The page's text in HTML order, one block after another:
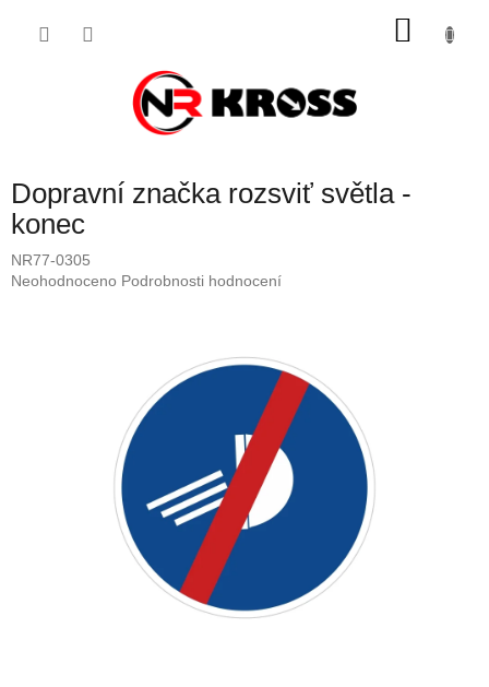
Dopravní značka rozsviť světla -
konec
NR77-0305
Průměrné
Neohodnoceno Podrobnosti hodnocení